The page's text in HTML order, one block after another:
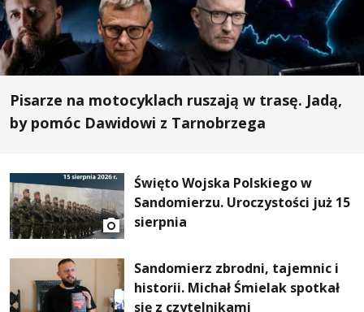
Pisarze na motocyklach ruszają w trasę. Jadą,
by pomóc Dawidowi z Tarnobrzega
Święto Wojska Polskiego w
Sandomierzu. Uroczystości już 15
sierpnia
Sandomierz zbrodni, tajemnic i
historii. Michał Śmielak spotkał
się z czytelnikami